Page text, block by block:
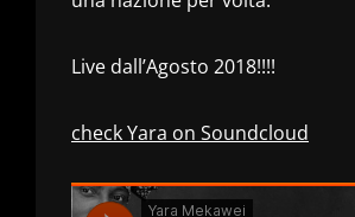
Live dall’Agosto 2018!!!!
check Yara on Soundcloud